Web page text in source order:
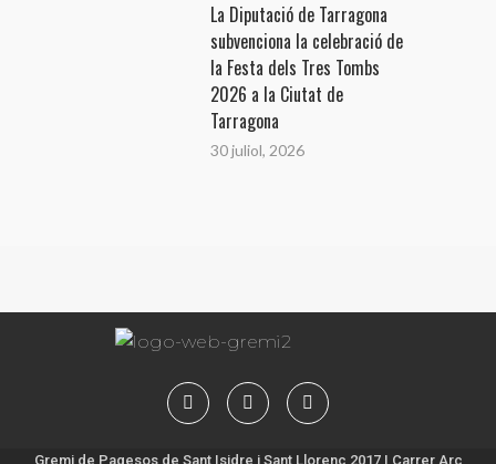
La Diputació de Tarragona
subvenciona la celebració de
la Festa dels Tres Tombs
2026 a la Ciutat de
Tarragona
30 juliol, 2026
Gremi de Pagesos de Sant Isidre i Sant Llorenç 2017 | Carrer Arc